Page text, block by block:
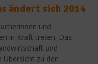
ändert sich 2014
und
in Kraft treten. Das
und
Übersicht zu den